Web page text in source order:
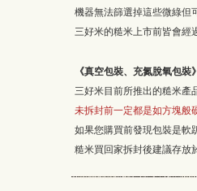
機器無法篩選掉這些微綠但
三好米的糙米上市前皆會經
《真空包裝、充氮脫氧包裝
三好米目前所推出的糙米產
未拆封前一定都是如方塊般
如果您購買前發現包裝是軟
糙米買回家拆封後建議存放